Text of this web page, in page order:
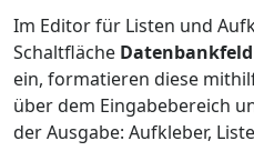
Im Editor für Listen und
Schaltfläche Datenbankfeld
ein, formatieren diese
über dem Eingabebereich
der Ausgabe: Aufkleber,